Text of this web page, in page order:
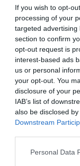
If you wish to opt-
processing of your
targeted
section to confirm
opt-out request is
interest-based ads
us or personal
your opt-out. You
disclosure of your
IAB’s list of
also be disclosed
Downstream
Please note that
Personal Data